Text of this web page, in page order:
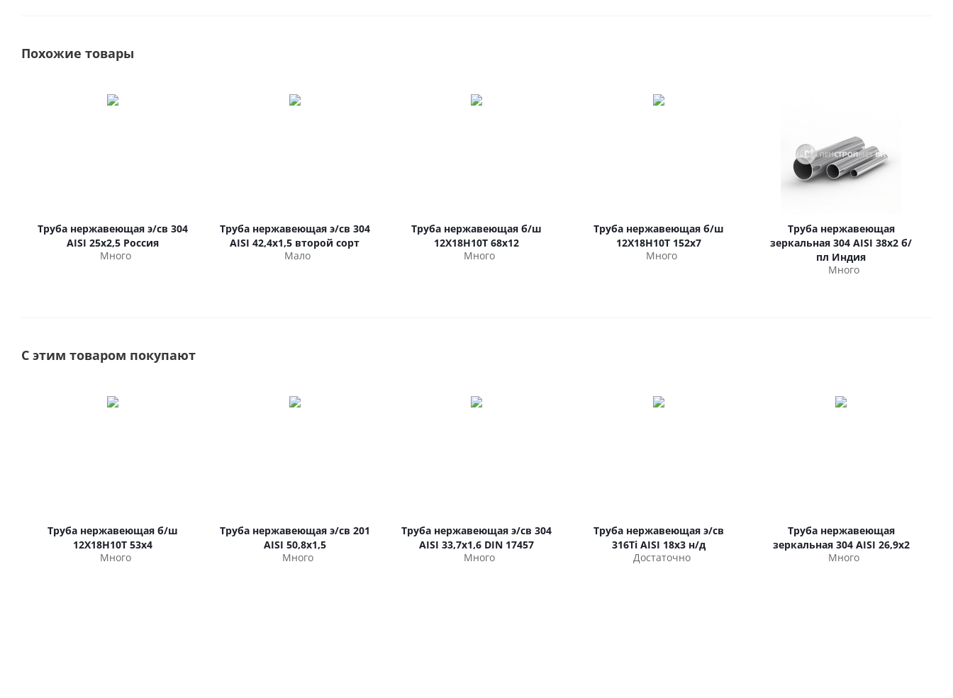
Похожие товары
Труба нержавеющая э/св 304
AISI 25х2,5 Россия
Много
Труба нержавеющая э/св 304
AISI 42,4х1,5 второй сорт
Мало
Труба нержавеющая б/ш
12Х18Н10Т 68х12
Много
Труба нержавеющая б/ш
12Х18Н10Т 152х7
Много
Труба нержавеющая
зеркальная 304 AISI 38х2 б/
пл Индия
Много
С этим товаром покупают
Труба нержавеющая б/ш
12Х18Н10Т 53х4
Много
Труба нержавеющая э/св 201
AISI 50,8х1,5
Много
Труба нержавеющая э/св 304
AISI 33,7х1,6 DIN 17457
Много
Труба нержавеющая э/св
316Ti AISI 18х3 н/д
Достаточно
Труба нержавеющая
зеркальная 304 AISI 26,9х2
Много